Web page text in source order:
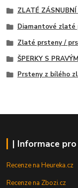
ZLATÉ ZÁSNUBNÍ
Diamantové zlaté
Zlaté prsteny /
ŠPERKY S
Prsteny z bílého
| Informace
Recenze na Heureka.cz
Recenze na Zbozi.cz